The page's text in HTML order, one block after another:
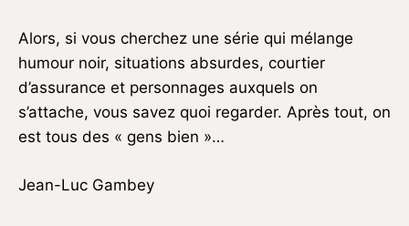
Alors, si vous cherchez une série qui mélange
humour noir, situations absurdes, courtier
d’assurance et personnages auxquels on
s’attache, vous savez quoi regarder. Après tout, on
est tous des « gens bien »…
Jean-Luc Gambey